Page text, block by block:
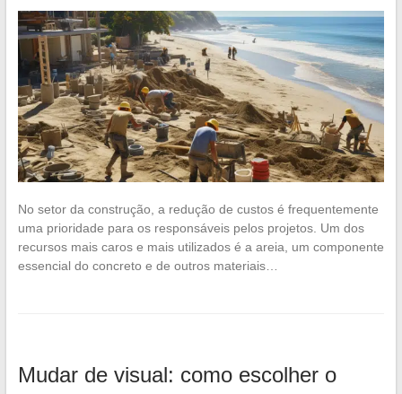
No setor da construção, a redução de custos é frequentemente
uma prioridade para os responsáveis pelos projetos. Um dos
recursos mais caros e mais utilizados é a areia, um componente
essencial do concreto e de outros materiais…
Mudar de visual: como escolher o